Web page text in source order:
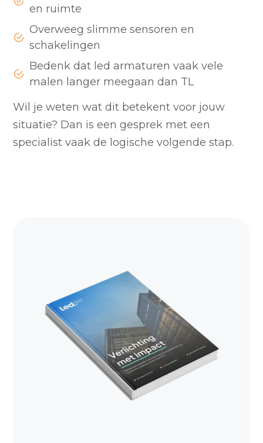
en ruimte
Overweeg slimme sensoren en
schakelingen
Bedenk dat led armaturen vaak vele
malen langer meegaan dan TL
Wil je weten wat dit betekent voor jouw
situatie? Dan is een gesprek met een
specialist vaak de logische volgende stap.